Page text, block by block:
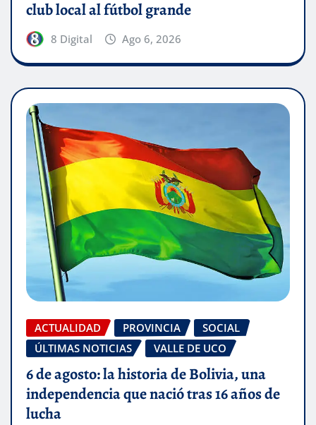
club local al fútbol grande
8 Digital Ago 6, 2026
ACTUALIDAD PROVINCIA
SOCIAL
ÚLTIMAS NOTICIAS
VALLE DE UCO
6 de agosto: la historia de Bolivia, una
independencia que nació tras 16 años de
lucha